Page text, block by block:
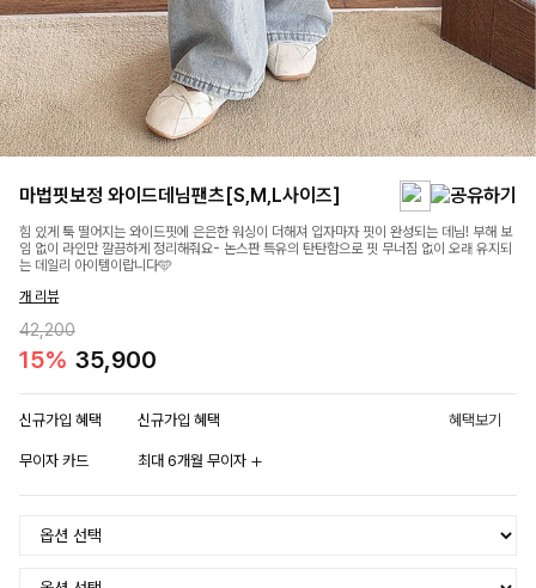
마법핏보정 와이드데님팬츠[S,M,L사이즈]
힘 있게 툭 떨어지는 와이드핏에 은은한 워싱이 더해져 입자마자 핏이 완성되는 데님! 부해 보
임 없이 라인만 깔끔하게 정리해줘요- 논스판 특유의 탄탄함으로 핏 무너짐 없이 오래 유지되
는 데일리 아이템이랍니다🩵
개 리뷰
42,200
15% 35,900
신규가입 혜택 신규가입 혜택 혜택보기
무이자 카드 최대 6개월 무이자